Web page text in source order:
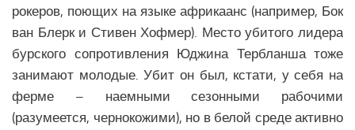
рокеров, поющих на языке африкаанс (например, Бок
ван Блерк и Стивен Хофмер). Место убитого лидера
бурского сопротивления Юджина Тербланша тоже
занимают молодые. Убит он был, кстати, у себя на
ферме – наемными сезонными рабочими
(разумеется, чернокожими), но в белой среде активно